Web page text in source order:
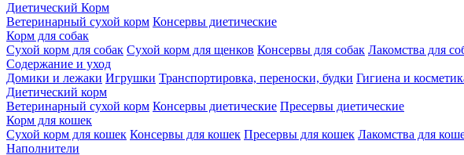
Диетический Корм
Ветеринарный сухой корм Консервы диетические
Корм для собак
Сухой корм для собак Сухой корм для щенков Консервы для собак Лакомства для
Содержание и уход
Домики и лежаки Игрушки Транспортировка, переноски, будки Гигиена и
Диетический корм
Ветеринарный сухой корм Консервы диетические Пресервы диетические
Корм для кошек
Сухой корм для кошек Консервы для кошек Пресервы для кошек Лакомства для
Наполнители